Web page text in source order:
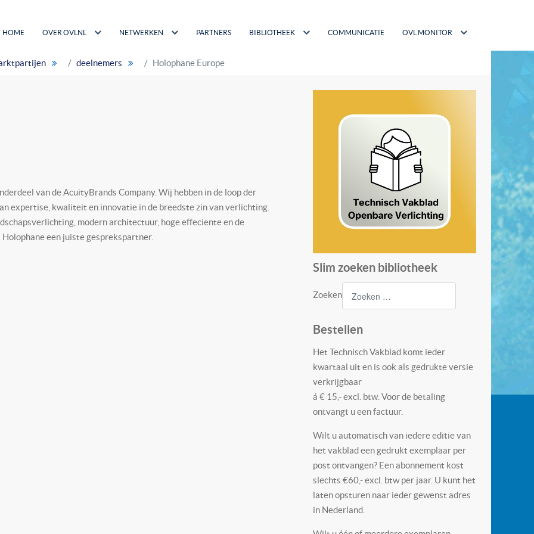
HOME OVER OVLNL NETWERKEN PARTNERS BIBLIOTHEEK COMMUNICATIE OVL MONITOR
deelnemers Holophane Europe
van de AcuityBrands Company. Wij hebben in de loop der
expertise, kwaliteit en innovatie in de breedste zin van verlichting.
modern architectuur, hoge effeciente en de
een juiste gesprekspartner.
Slim zoeken bibliotheek
Zoeken
Bestellen
Het Technisch Vakblad komt ieder
kwartaal uit en is ook als gedrukte versie
verkrijgbaar
á € 15,- excl. btw. Voor de betaling
ontvangt u een factuur.
Wilt u automatisch van iedere editie van
het vakblad een gedrukt exemplaar per
post ontvangen? Een abonnement kost
slechts €60,- excl. btw per jaar. U kunt het
laten opsturen naar ieder gewenst adres
in Nederland.